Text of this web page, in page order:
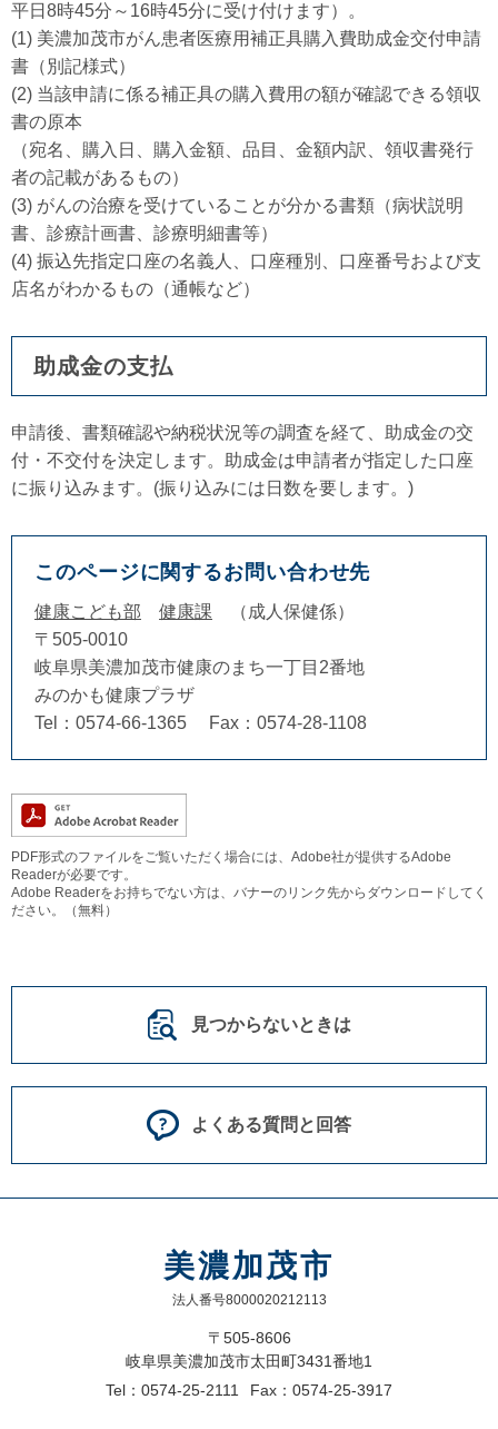
平日8時45分～16時45分に受け付けます）。
(1) 美濃加茂市がん患者医療用補正具購入費助成金交付申請
書（別記様式）
(2) 当該申請に係る補正具の購入費用の額が確認できる領収
書の原本
（宛名、購入日、購入金額、品目、金額内訳、領収書発行
者の記載があるもの）
(3) がんの治療を受けていることが分かる書類（病状説明
書、診療計画書、診療明細書等）
(4) 振込先指定口座の名義人、口座種別、口座番号および支
店名がわかるもの（通帳など）
助成金の支払
申請後、書類確認や納税状況等の調査を経て、助成金の交
付・不交付を決定します。助成金は申請者が指定した口座
に振り込みます。(振り込みには日数を要します。)
このページに関するお問い合わせ先
健康こども部 健康課
成人保健係
〒505-0010
岐阜県美濃加茂市健康のまち一丁目2番地
みのかも健康プラザ
Tel：0574-66-1365
Fax：0574-28-1108
PDF形式のファイルをご覧いただく場合には、Adobe社が提供するAdobe
Readerが必要です。
Adobe Readerをお持ちでない方は、バナーのリンク先からダウンロードしてく
ださい。（無料）
見つからないときは
よくある質問と回答
美濃加茂市
法人番号8000020212113
〒505-8606
岐阜県美濃加茂市太田町3431番地1
Tel：0574-25-2111
Fax：0574-25-3917